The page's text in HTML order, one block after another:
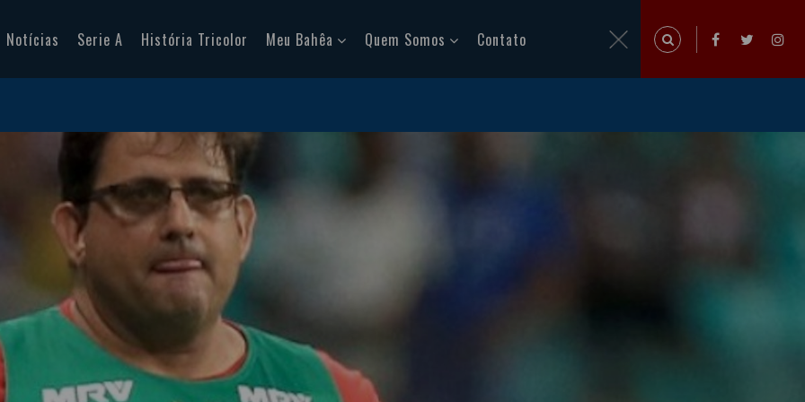
Notícias Serie A História Tricolor Meu Bahêa Quem Somos Contato